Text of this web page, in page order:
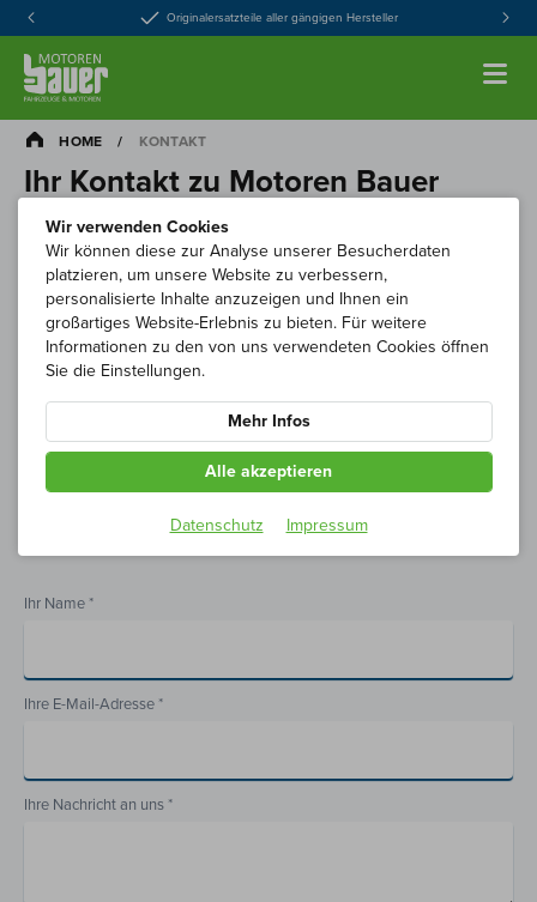
Originalersatzteile aller gängigen Hersteller
HOME / KONTAKT
Ihr Kontakt zu Motoren Bauer
Egal ob es um Ihre Bestellungen geht, Probleme mit Ihrem
Kundenkonto oder Fragen rund um unsere Artikel.
Kontaktieren Sie uns jederzeit gerne - wir sind persönlich
für Sie da und unterstützen Sie in Ihrem Anliegen.
Nutzen Sie dafür ganz einfach die allgemeinen
Kontaktmöglichkeiten wie Telefon oder E-Mail, oder füllen
melden uns schnellstmöglich bei Ihnen zurück.
Ihr Motoren Bauer Team!
Ihr Name *
Ihre E-Mail-Adresse *
Ihre Nachricht an uns *
Wir verwenden Cookies
Wir können diese zur Analyse unserer Besucherdaten
platzieren, um unsere Website zu verbessern,
personalisierte Inhalte anzuzeigen und Ihnen ein
großartiges Website-Erlebnis zu bieten. Für weitere
Informationen zu den von uns verwendeten Cookies öffnen
Sie die Einstellungen.
Mehr Infos
Alle akzeptieren
Datenschutz Impressum